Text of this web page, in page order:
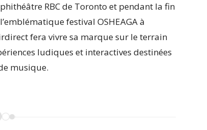
RBC de Toronto et pendant la fin
festival OSHEAGA à
fera vivre sa marque sur le terrain
ludiques et interactives destinées
musique.